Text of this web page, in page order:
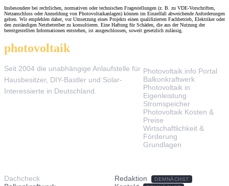
Insbesondere bei rechtlichen, normativen oder technischen Fragestellungen (z. B. zu VDE-Vorschriften,
Netzanschluss oder Anmeldung von Photovoltaikanlagen) können im Einzelfall abweichende Anforderungen
gelten. Wir empfehlen daher, vor Umsetzung eines Projekts einen qualifizierten Fachbetrieb, Elektriker oder
den zuständigen Netzbetreiber zu konsultieren. Eine Haftung für Schäden, die aus der Nutzung der
bereitgestellten Informationen entstehen, ist ausgeschlossen, soweit gesetzlich zulässig.
photovoltaik
Seit 2004 die unabhängige Anlaufstelle für
Hausbesitzer, DIY-Bastler und Solar-
Interessierte in Deutschland.
Photovoltaik.info Portal
Balkonkraftwerk
Photovoltaik in
Eigenleistung
Stromspeicher
Photovoltaik Kosten &
Preise
Wirtschaftlichkeit &
Förderung
Grundlagen
Dachcheck
Redaktion DEMNÄCHST